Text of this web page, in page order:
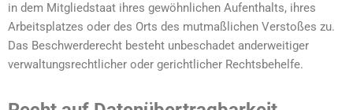
in dem Mitgliedstaat ihres gewöhnlichen Aufenthalts, ihres
Arbeitsplatzes oder des Orts des mutmaßlichen Verstoßes zu.
Das Beschwerderecht besteht unbeschadet anderweitiger
verwaltungsrechtlicher oder gerichtlicher Rechtsbehelfe.